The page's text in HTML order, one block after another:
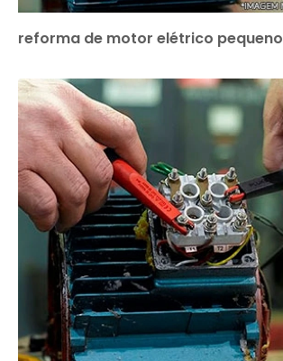
reforma de motor elétrico pequeno